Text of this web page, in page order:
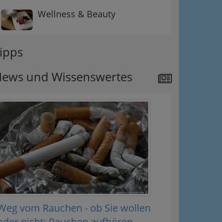
Wellness & Beauty
und Wissenswertes
vom Rauchen - ob Sie wollen